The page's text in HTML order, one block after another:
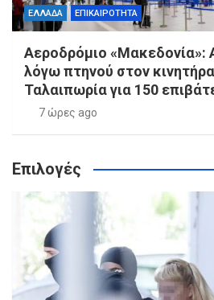
ΕΛΛΑΔΑ ΕΠΙΚΑΙΡΟΤΗΤΑ
Αεροδρόμιο
λόγω πτηνού στον
Ταλαιπωρία για 150
7 ώρες ago
Επιλογές